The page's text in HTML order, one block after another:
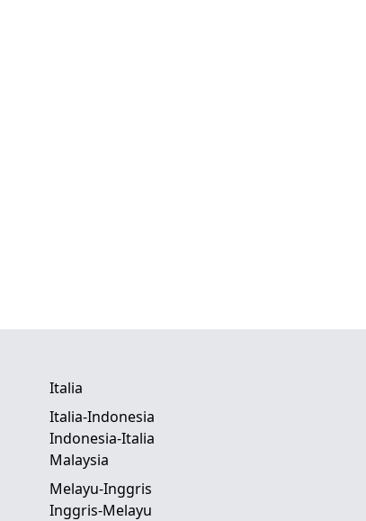
Italia
Italia-Indonesia
Indonesia-Italia
Malaysia
Melayu-Inggris
Inggris-Melayu